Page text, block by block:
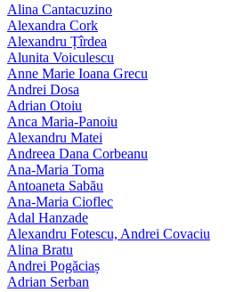
Alina Cantacuzino
Alexandra Cork
Alexandru Țîrdea
Alunita Voiculescu
Anne Marie Ioana Grecu
Andrei Dosa
Adrian Otoiu
Anca Maria-Panoiu
Alexandru Matei
Andreea Dana Corbeanu
Ana-Maria Toma
Antoaneta Sabău
Ana-Maria Cioflec
Adal Hanzade
Alexandru Fotescu, Andrei Covaciu
Alina Bratu
Andrei Pogăciaș
Adrian Serban